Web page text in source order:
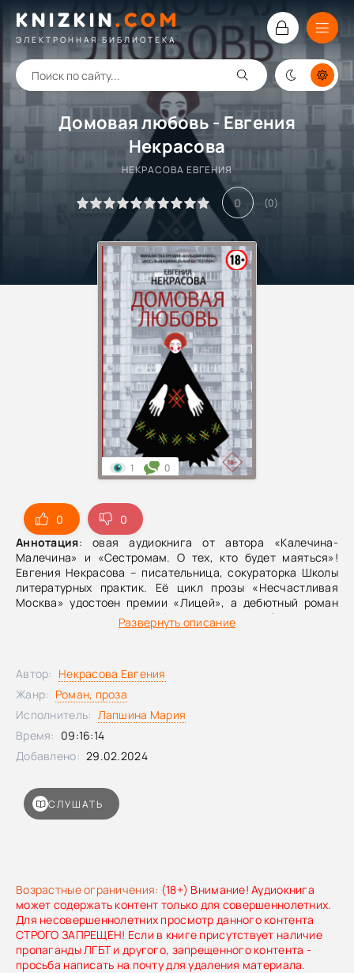
KNIZKIN.COM
ЭЛЕКТРОННАЯ БИБЛИОТЕКА
Домовая любовь - Евгения
Некрасова
НЕКРАСОВА ЕВГЕНИЯ
0 (0)
0
0
Аннотация: овая аудиокнига от автора «Калечина-
Малечина» и «Сестромам. О тех, кто будет маяться»!
Евгения Некрасова – писательница, сокураторка Школы
литературных практик. Её цикл прозы «Несчастливая
Москва» удостоен премии «Лицей», а дебютный роман
«Калечина‑Малечина» и сборник рассказов «Сестромам»
входили в короткие списки премии «НОС».Новый сборник
рода художественное исследование дома и семьи. Как и в
предыдущих книгах, в изображение российской
повседневности встроены фольклорные мотивы.
Развернуть описание
Возрастные ограничения: (18+) Внимание! Аудиокнига
может содержать контент только для совершеннолетних.
Для несовершеннолетних просмотр данного контента
СТРОГО ЗАПРЕЩЕН! Если в книге присутствует наличие
пропаганды ЛГБТ и другого, запрещенного контента -
просьба написать на почту для удаления материала.
1 0
СЛУШАТЬ
Автор: Некрасова Евгения
Жанр: Роман, проза
Исполнитель: Лапшина Мария
Время: 09:16:14
Добавлено: 29.02.2024